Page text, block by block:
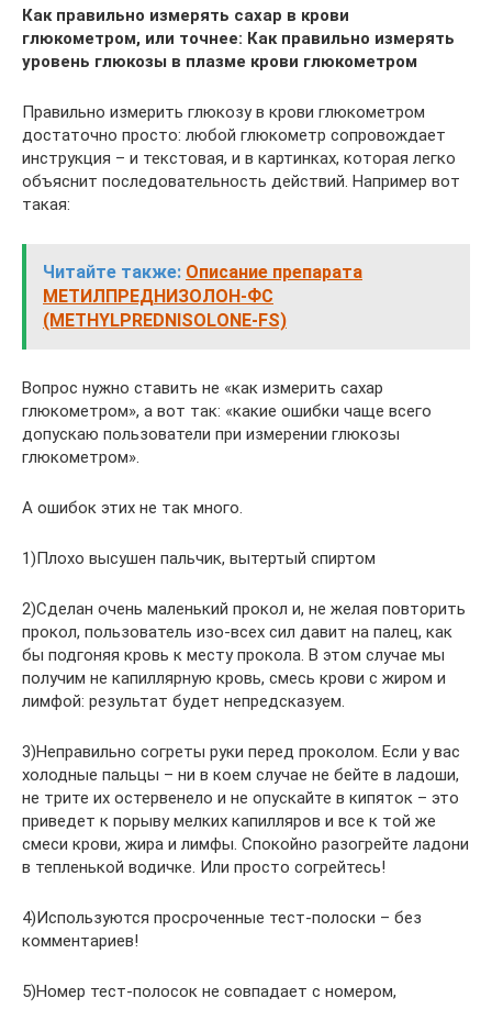
Как правильно измерять сахар в крови
глюкометром, или точнее: Как правильно измерять
уровень глюкозы в плазме крови глюкометром
Правильно измерить глюкозу в крови глюкометром
достаточно просто: любой глюкометр сопровождает
инструкция – и текстовая, и в картинках, которая легко
объяснит последовательность действий. Например вот
такая:
Читайте также: Описание препарата
МЕТИЛПРЕДНИЗОЛОН-ФС
(METHYLPREDNISOLONE-FS)
Вопрос нужно ставить не «как измерить сахар
глюкометром», а вот так: «какие ошибки чаще всего
допускаю пользователи при измерении глюкозы
глюкометром».
А ошибок этих не так много.
1)Плохо высушен пальчик, вытертый спиртом
2)Сделан очень маленький прокол и, не желая повторить
прокол, пользователь изо-всех сил давит на палец, как
бы подгоняя кровь к месту прокола. В этом случае мы
получим не капиллярную кровь, смесь крови с жиром и
лимфой: результат будет непредсказуем.
3)Неправильно согреты руки перед проколом. Если у вас
холодные пальцы – ни в коем случае не бейте в ладоши,
не трите их остервенело и не опускайте в кипяток – это
приведет к порыву мелких капилляров и все к той же
смеси крови, жира и лимфы. Спокойно разогрейте ладони
в тепленькой водичке. Или просто согрейтесь!
4)Используются просроченные тест-полоски – без
комментариев!
5)Номер тест-полосок не совпадает с номером,